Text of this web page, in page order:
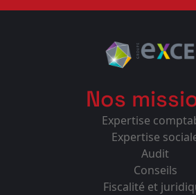
Nos
Expertise
Expertise
Audit
Conseils
Fiscalité et